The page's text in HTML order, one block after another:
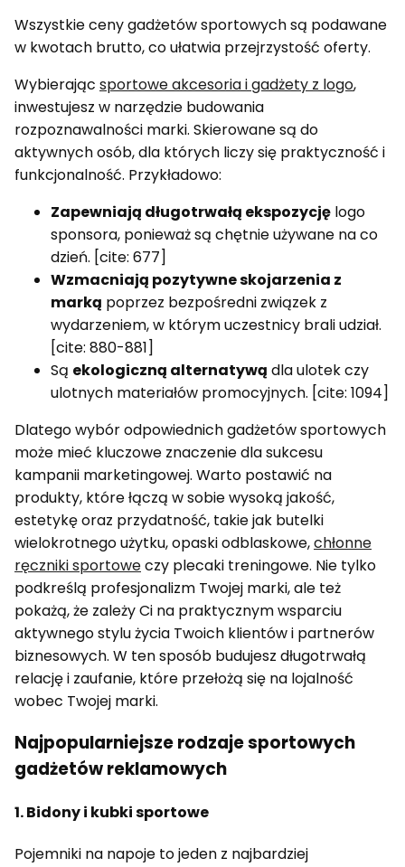
Wszystkie ceny gadżetów sportowych są podawane
w kwotach brutto, co ułatwia przejrzystość oferty.
Wybierając sportowe akcesoria i gadżety z logo,
inwestujesz w narzędzie budowania
rozpoznawalności marki. Skierowane są do
aktywnych osób, dla których liczy się praktyczność i
funkcjonalność. Przykładowo:
Zapewniają długotrwałą ekspozycję logo
sponsora, ponieważ są chętnie używane na co
dzień. [cite: 677]
Wzmacniają pozytywne skojarzenia z
marką poprzez bezpośredni związek z
wydarzeniem, w którym uczestnicy brali udział.
[cite: 880-881]
Są ekologiczną alternatywą dla ulotek czy
ulotnych materiałów promocyjnych. [cite: 1094]
Dlatego wybór odpowiednich gadżetów sportowych
może mieć kluczowe znaczenie dla sukcesu
kampanii marketingowej. Warto postawić na
produkty, które łączą w sobie wysoką jakość,
estetykę oraz przydatność, takie jak butelki
wielokrotnego użytku, opaski odblaskowe,chłonne
ręczniki sportoweczy plecaki treningowe. Nie tylko
podkreślą profesjonalizm Twojej marki, ale też
pokażą, że zależy Ci na praktycznym wsparciu
aktywnego stylu życia Twoich klientów i partnerów
biznesowych. W ten sposób budujesz długotrwałą
relację i zaufanie, które przełożą się na lojalność
wobec Twojej marki.
Najpopularniejsze rodzaje sportowych
gadżetów reklamowych
1. Bidony i kubki sportowe
Pojemniki na napoje to jeden z najbardziej